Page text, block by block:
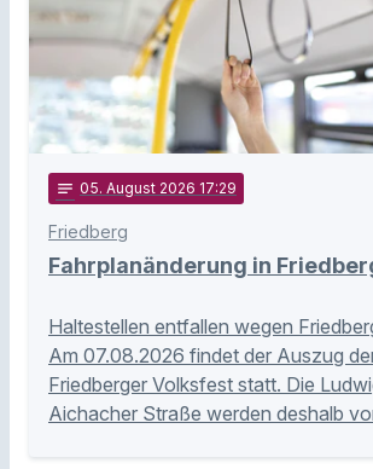
notes 05. August 2026 17:29
Friedberg
Fahrplanänderung in
Haltestellen entfallen wegen
Am 07.08.2026 findet der Auszug
Friedberger Volksfest statt. Die
Aichacher Straße werden deshalb